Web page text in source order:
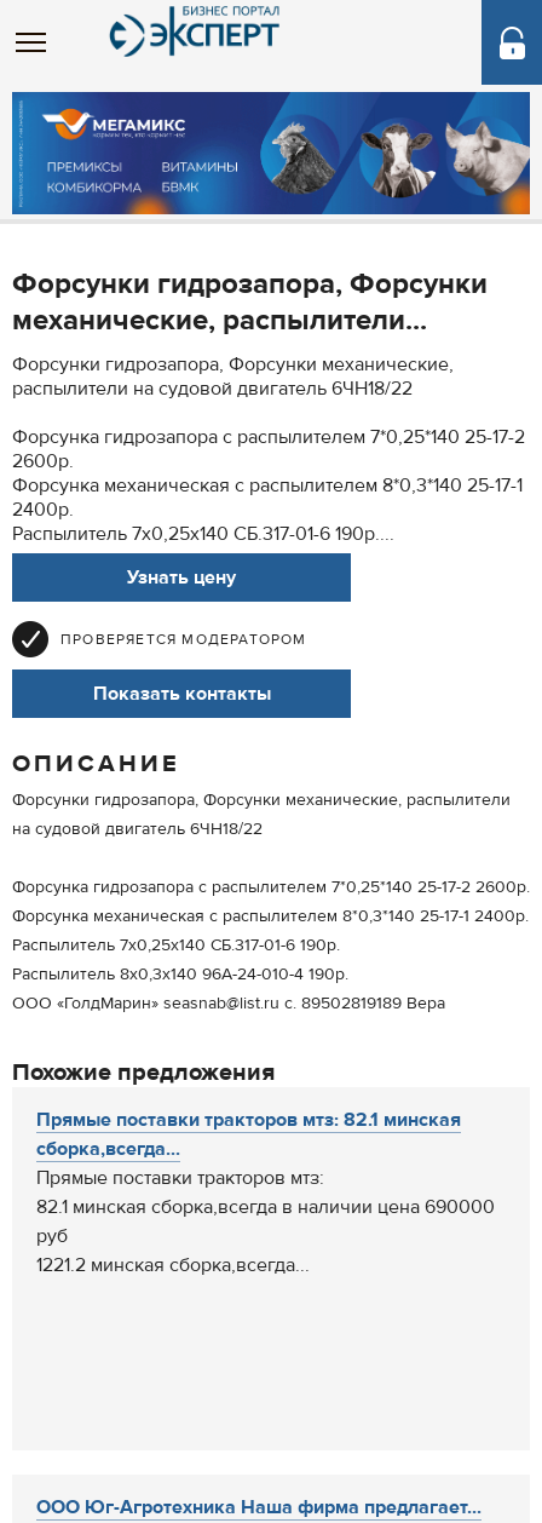
Форсунки гидрозапора, Форсунки
механические, распылители...
Форсунки гидрозапора, Форсунки механические,
распылители на судовой двигатель 6ЧН18/22
Форсунка гидрозапора с распылителем 7*0,25*140 25-17-2
2600р.
Форсунка механическая с распылителем 8*0,3*140 25-17-1
2400р.
Распылитель 7х0,25х140 СБ.317-01-6 190р....
Узнать цену
ПРОВЕРЯЕТСЯ МОДЕРАТОРОМ
Показать контакты
ОПИСАНИЕ
Форсунки гидрозапора, Форсунки механические, распылители
на судовой двигатель 6ЧН18/22
Форсунка гидрозапора с распылителем 7*0,25*140 25-17-2 2600р.
Форсунка механическая с распылителем 8*0,3*140 25-17-1 2400р.
Распылитель 7х0,25х140 СБ.317-01-6 190р.
Распылитель 8х0,3х140 96А-24-010-4 190р.
ООО «ГолдМарин» seasnab@list.ru с. 89502819189 Вера
Похожие предложения
Прямые поставки тракторов мтз: 82.1 минская
сборка,всегда...
Прямые поставки тракторов мтз:
82.1 минская сборка,всегда в наличии цена 690000
руб
1221.2 минская сборка,всегда...
ООО Юг-Агротехника Наша фирма предлагает...